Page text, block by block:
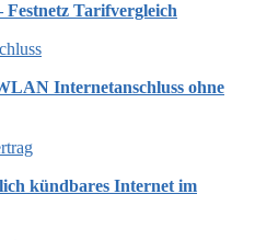
Tarifvergleich
Internetanschluss ohne
kündbares Internet im